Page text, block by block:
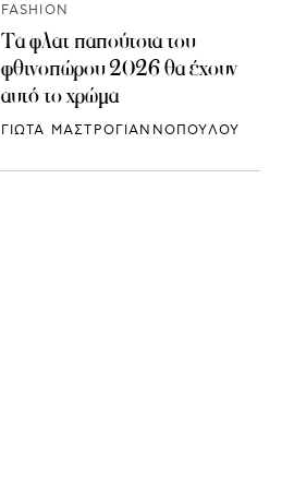
FASHION
Τα φλατ παπούτσια του
φθινοπώρου 2026 θα έχουν
αυτό το χρώμα
ΓΙΩΤΑ ΜΑΣΤΡΟΓΙΑΝΝΟΠΟΥΛΟΥ